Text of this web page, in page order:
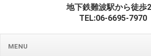
地下鉄難波駅から徒歩
TEL:06-6695-7970
MENU